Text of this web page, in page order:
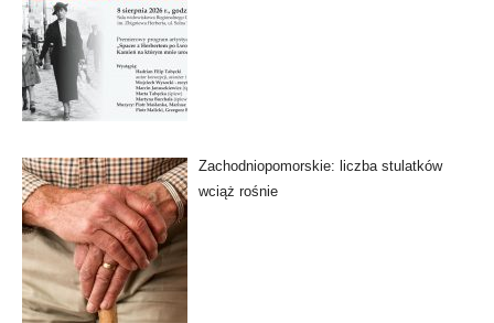
Zachodniopomorskie: liczba stulatków
wciąż rośnie